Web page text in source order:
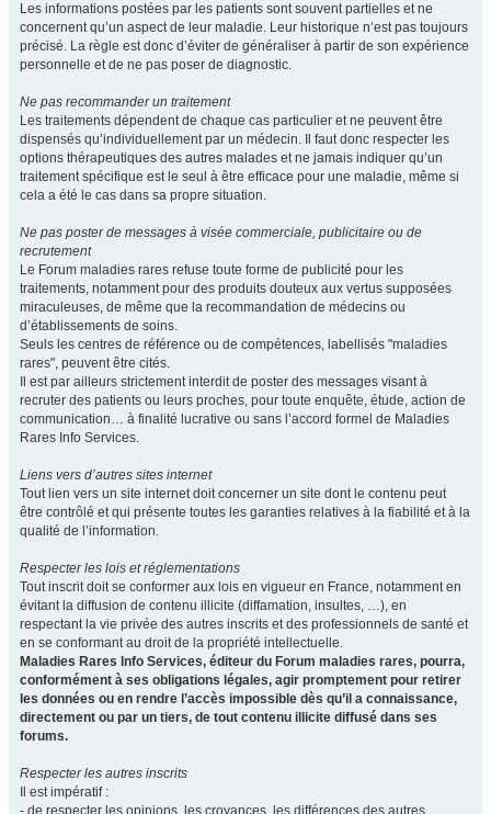
Les informations postées par les patients sont souvent partielles et ne
concernent qu’un aspect de leur maladie. Leur historique n’est pas toujours
précisé. La règle est donc d’éviter de généraliser à partir de son expérience
personnelle et de ne pas poser de diagnostic.
Ne pas recommander un traitement
Les traitements dépendent de chaque cas particulier et ne peuvent être
dispensés qu’individuellement par un médecin. Il faut donc respecter les
options thérapeutiques des autres malades et ne jamais indiquer qu’un
traitement spécifique est le seul à être efficace pour une maladie, même si
cela a été le cas dans sa propre situation.
Ne pas poster de messages à visée commerciale, publicitaire ou de
recrutement
Le Forum maladies rares refuse toute forme de publicité pour les
traitements, notamment pour des produits douteux aux vertus supposées
miraculeuses, de même que la recommandation de médecins ou
d’établissements de soins.
Seuls les centres de référence ou de compétences, labellisés "maladies
rares", peuvent être cités.
Il est par ailleurs strictement interdit de poster des messages visant à
recruter des patients ou leurs proches, pour toute enquête, étude, action de
communication… à finalité lucrative ou sans l’accord formel de Maladies
Rares Info Services.
Liens vers d’autres sites internet
Tout lien vers un site internet doit concerner un site dont le contenu peut
être contrôlé et qui présente toutes les garanties relatives à la fiabilité et à la
qualité de l’information.
Respecter les lois et réglementations
Tout inscrit doit se conformer aux lois en vigueur en France, notamment en
évitant la diffusion de contenu illicite (diffamation, insultes, …), en
respectant la vie privée des autres inscrits et des professionnels de santé et
en se conformant au droit de la propriété intellectuelle.
Maladies Rares Info Services, éditeur du Forum maladies rares, pourra,
conformément à ses obligations légales, agir promptement pour retirer
les données ou en rendre l’accès impossible dès qu’il a connaissance,
directement ou par un tiers, de tout contenu illicite diffusé dans ses
forums.
Respecter les autres inscrits
Il est impératif :
- de respecter les opinions, les croyances, les différences des autres